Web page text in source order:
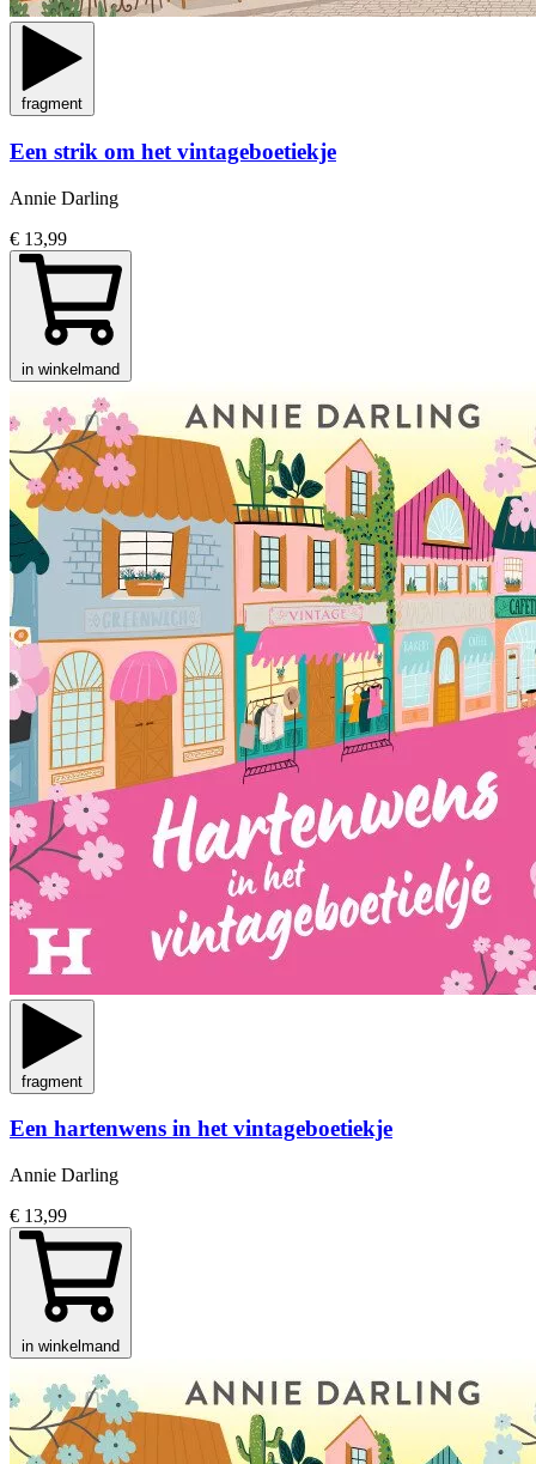
fragment
Een strik om het vintageboetiekje
Annie Darling
€ 13,99
in winkelmand
fragment
Een hartenwens in het vintageboetiekje
Annie Darling
€ 13,99
in winkelmand